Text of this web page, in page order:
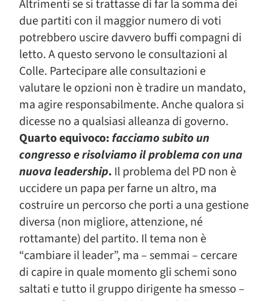
Altrimenti se si trattasse di far la somma dei
due partiti con il maggior numero di voti
potrebbero uscire davvero buffi compagni di
letto. A questo servono le consultazioni al
Colle. Partecipare alle consultazioni e
valutare le opzioni non è tradire un mandato,
ma agire responsabilmente. Anche qualora si
dicesse no a qualsiasi alleanza di governo.
Quarto equivoco:facciamo subito un
congresso e risolviamo il problema con una
nuova leadership. Il problema del PD non è
uccidere un papa per farne un altro, ma
costruire un percorso che porti a una gestione
diversa (non migliore, attenzione, né
rottamante) del partito. Il tema non è
“cambiare il leader”, ma – semmai – cercare
di capire in quale momento gli schemi sono
saltati e tutto il gruppo dirigente ha smesso –